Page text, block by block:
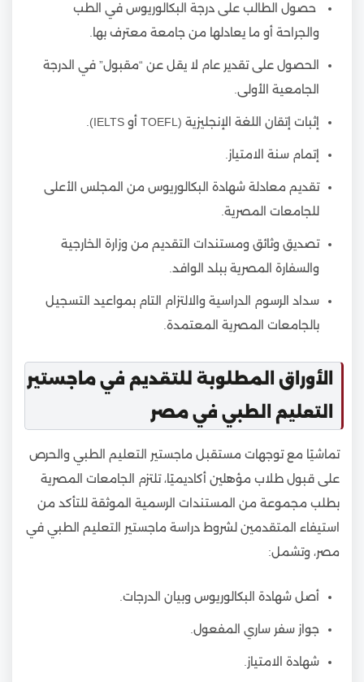
حصول الطالب على درجة البكالوريوس في الطب
والجراحة أو ما يعادلها من جامعة معترف بها.
الحصول على تقدير عام لا يقل عن “مقبول” في الدرجة
الجامعية الأولى.
إثبات إتقان اللغة الإنجليزية (TOEFL أو IELTS).
إتمام سنة الامتياز.
تقديم معادلة شهادة البكالوريوس من المجلس الأعلى
للجامعات المصرية.
تصديق وثائق ومستندات التقديم من وزارة الخارجية
والسفارة المصرية ببلد الوافد.
سداد الرسوم الدراسية والالتزام التام بمواعيد التسجيل
بالجامعات المصرية المعتمدة.
الأوراق المطلوبة للتقديم في ماجستير
التعليم الطبي في مصر
تماشيًا مع توجهات مستقبل ماجستير التعليم الطبي والحرص
على قبول طلاب مؤهلين أكاديميًا، تلتزم الجامعات المصرية
بطلب مجموعة من المستندات الرسمية الموثقة للتأكد من
استيفاء المتقدمين لشروط دراسة ماجستير التعليم الطبي في
مصر، وتشمل:
أصل شهادة البكالوريوس وبيان الدرجات.
جواز سفر ساري المفعول.
شهادة الامتياز.